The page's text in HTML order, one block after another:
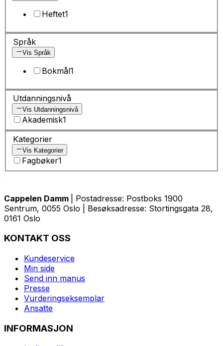
Heftet1
Språk
Vis Språk
Bokmål1
Utdanningsnivå
Vis Utdanningsnivå
Akademisk1
Kategorier
Vis Kategorier
Fagbøker1
Cappelen Damm
| Postadresse: Postboks 1900
Sentrum, 0055 Oslo | Besøksadresse: Stortingsgata 28,
0161 Oslo
KONTAKT OSS
Kundeservice
Min side
Send inn manus
Presse
Vurderingseksemplar
Ansatte
INFORMASJON